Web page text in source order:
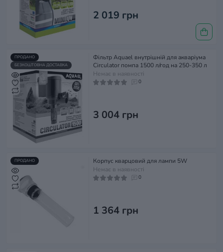
2 019 грн
ПРОДАНО
БЕЗКОШТОВНА ДОСТАВКА
Фільтр Aquael внутрішній для акваріума
Circulator помпа 1500 л/год на 250-350 л
Немає в наявності
0
3 004 грн
ПРОДАНО
Корпус кварцовий для лампи 5W
Немає в наявності
0
1 364 грн